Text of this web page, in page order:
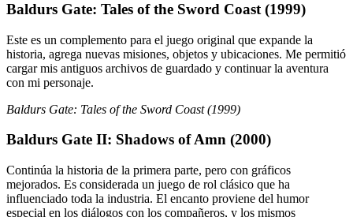
Baldurs Gate: Tales of the Sword Coast (1999)
Este es un complemento para el juego original que expande la
historia, agrega nuevas misiones, objetos y ubicaciones. Me permitió
cargar mis antiguos archivos de guardado y continuar la aventura
con mi personaje.
Baldurs Gate: Tales of the Sword Coast (1999)
Baldurs Gate II: Shadows of Amn (2000)
Continúa la historia de la primera parte, pero con gráficos
mejorados. Es considerada un juego de rol clásico que ha
influenciado toda la industria. El encanto proviene del humor
especial en los diálogos con los compañeros, y los mismos